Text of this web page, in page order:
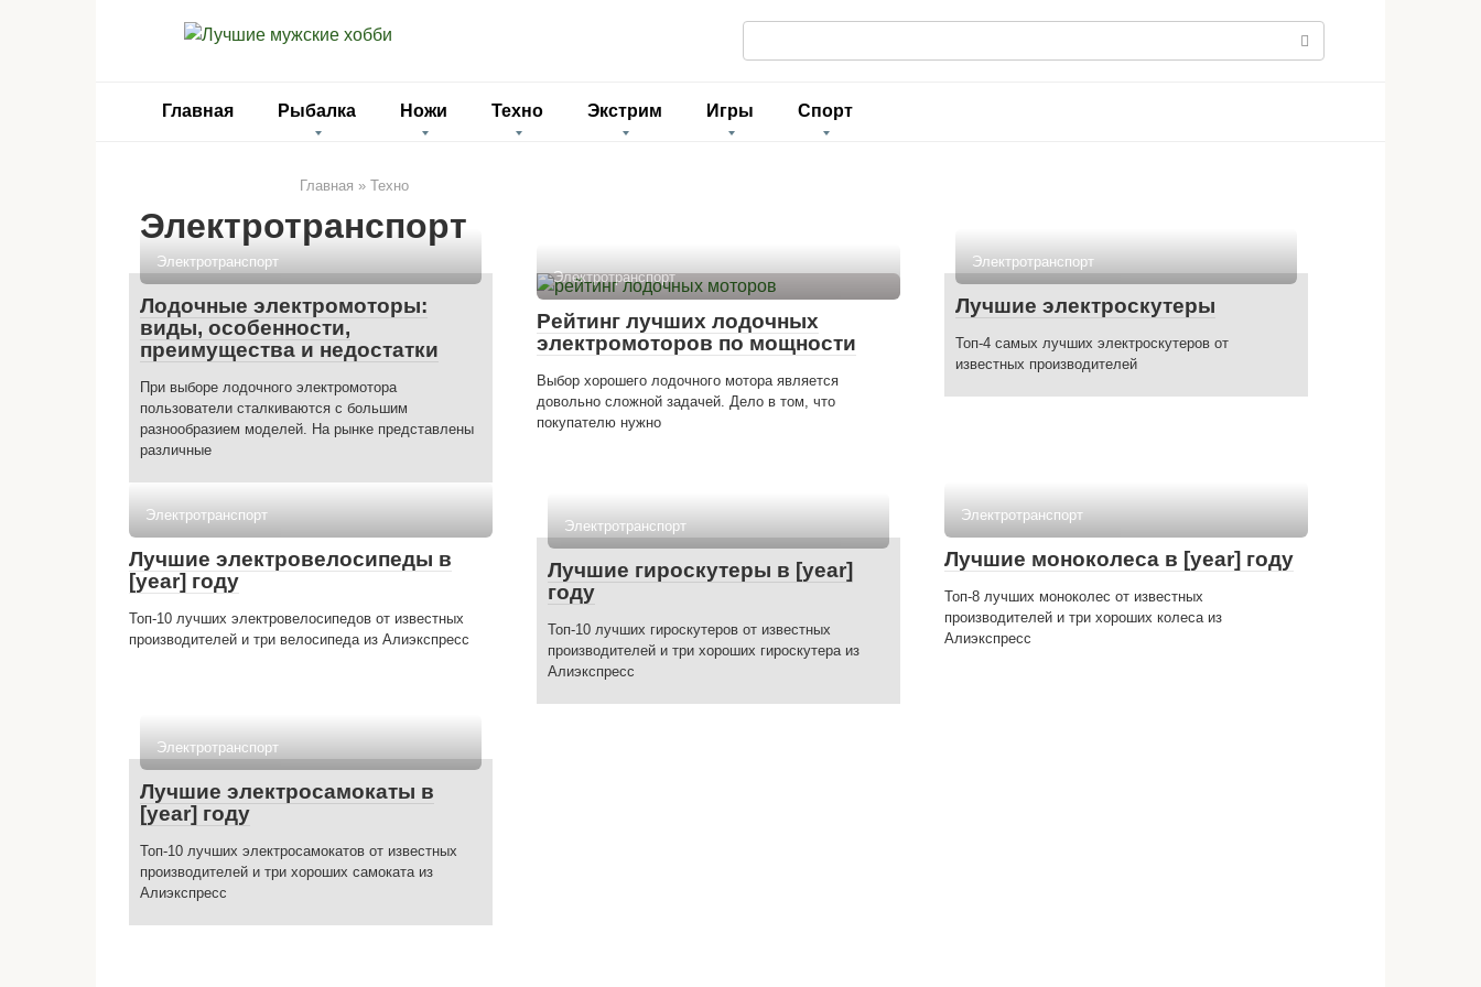
о
с
Главная Рыбалка Ножи Техно Экстрим Игры Спорт
Главная » Техно
Электротранспорт
Электротранспорт
Лодочные электромоторы:
виды, особенности,
преимущества и недостатки
При выборе лодочного электромотора
пользователи сталкиваются с большим
разнообразием моделей. На рынке представлены
различные
Электротранспорт
Рейтинг лучших лодочных
электромоторов по мощности
Выбор хорошего лодочного мотора является
довольно сложной задачей. Дело в том, что
покупателю нужно
Электротранспорт
Лучшие электроскутеры
Топ-4 самых лучших электроскутеров от
известных производителей
Электротранспорт
Лучшие электровелосипеды в
[year] году
Топ-10 лучших электровелосипедов от известных
производителей и три велосипеда из Алиэкспресс
Электротранспорт
Лучшие гироскутеры в [year]
году
Топ-10 лучших гироскутеров от известных
производителей и три хороших гироскутера из
Алиэкспресс
Электротранспорт
Лучшие моноколеса в [year] году
Топ-8 лучших моноколес от известных
производителей и три хороших колеса из
Алиэкспресс
Электротранспорт
Лучшие электросамокаты в
[year] году
Топ-10 лучших электросамокатов от известных
производителей и три хороших самоката из
Алиэкспресс